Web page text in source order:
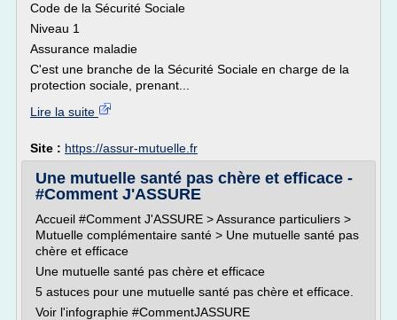
Code de la Sécurité Sociale
Niveau 1
Assurance maladie
C'est une branche de la Sécurité Sociale en charge de la
protection sociale, prenant...
Lire la suite
Site : https://assur-mutuelle.fr
Une mutuelle santé pas chère et efficace -
#Comment J'ASSURE
Accueil #Comment J'ASSURE > Assurance particuliers >
Mutuelle complémentaire santé > Une mutuelle santé pas
chère et efficace
Une mutuelle santé pas chère et efficace
5 astuces pour une mutuelle santé pas chère et efficace.
Voir l'infographie #CommentJASSURE